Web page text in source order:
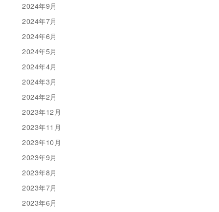
2024年9月
2024年7月
2024年6月
2024年5月
2024年4月
2024年3月
2024年2月
2023年12月
2023年11月
2023年10月
2023年9月
2023年8月
2023年7月
2023年6月